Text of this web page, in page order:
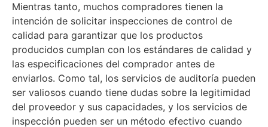
Mientras tanto, muchos compradores tienen la
intención de solicitar inspecciones de control de
calidad para garantizar que los productos
producidos cumplan con los estándares de calidad y
las especificaciones del comprador antes de
enviarlos. Como tal, los servicios de auditoría pueden
ser valiosos cuando tiene dudas sobre la legitimidad
del proveedor y sus capacidades, y los servicios de
inspección pueden ser un método efectivo cuando